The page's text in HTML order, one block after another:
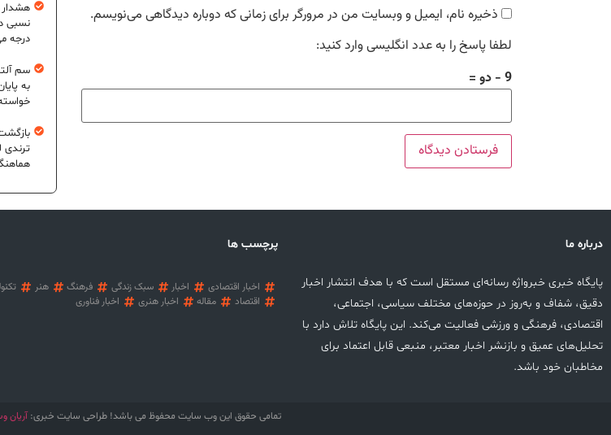
ذخیره نام، ایمیل و وبسایت من در مرورگر برای زمانی که دوباره دیدگاهی می‌نویسم.
لطفا پاسخ را به عدد انگلیسی وارد کنید:
9 − دو =
درجه
سم
به
درباره ما
پایگاه خبری خبرواژه رسانه‌ای مستقل است که با هدف انتشار اخبار
دقیق، شفاف و به‌روز در حوزه‌های مختلف سیاسی، اجتماعی،
اقتصادی، فرهنگی و ورزشی فعالیت می‌کند. این پایگاه تلاش دارد با
تحلیل‌های عمیق و بازنشر اخبار معتبر، منبعی قابل اعتماد برای
مخاطبان خود باشد.
پرچسب ها
اخبار اقتصادی اخبار سبک زندگی فرهنگ هنر
اقتصاد
مقاله اخبار هنری اخبار فناوری
تمامی حقوق این وب سایت محفوظ می باشد! طراحی سایت خبری:آریان